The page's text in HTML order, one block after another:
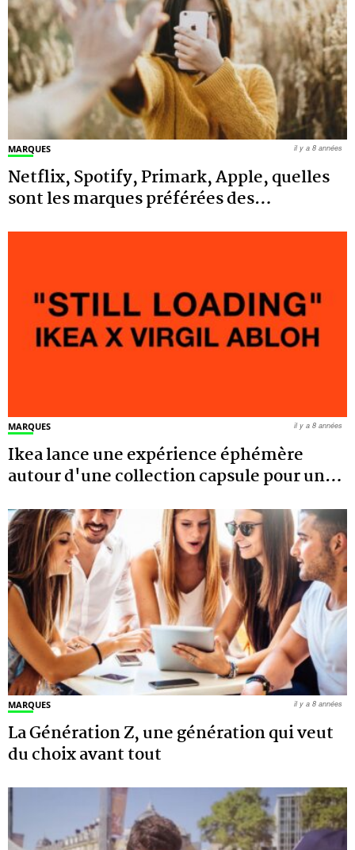
MARQUES
Netflix, Spotify, Primark, Apple, quelles
sont les marques préférées des…
il y a 8 années
MARQUES
Ikea lance une expérience éphémère
autour d'une collection capsule pour un…
il y a 8 années
MARQUES
La Génération Z, une génération qui veut
du choix avant tout
il y a 8 années